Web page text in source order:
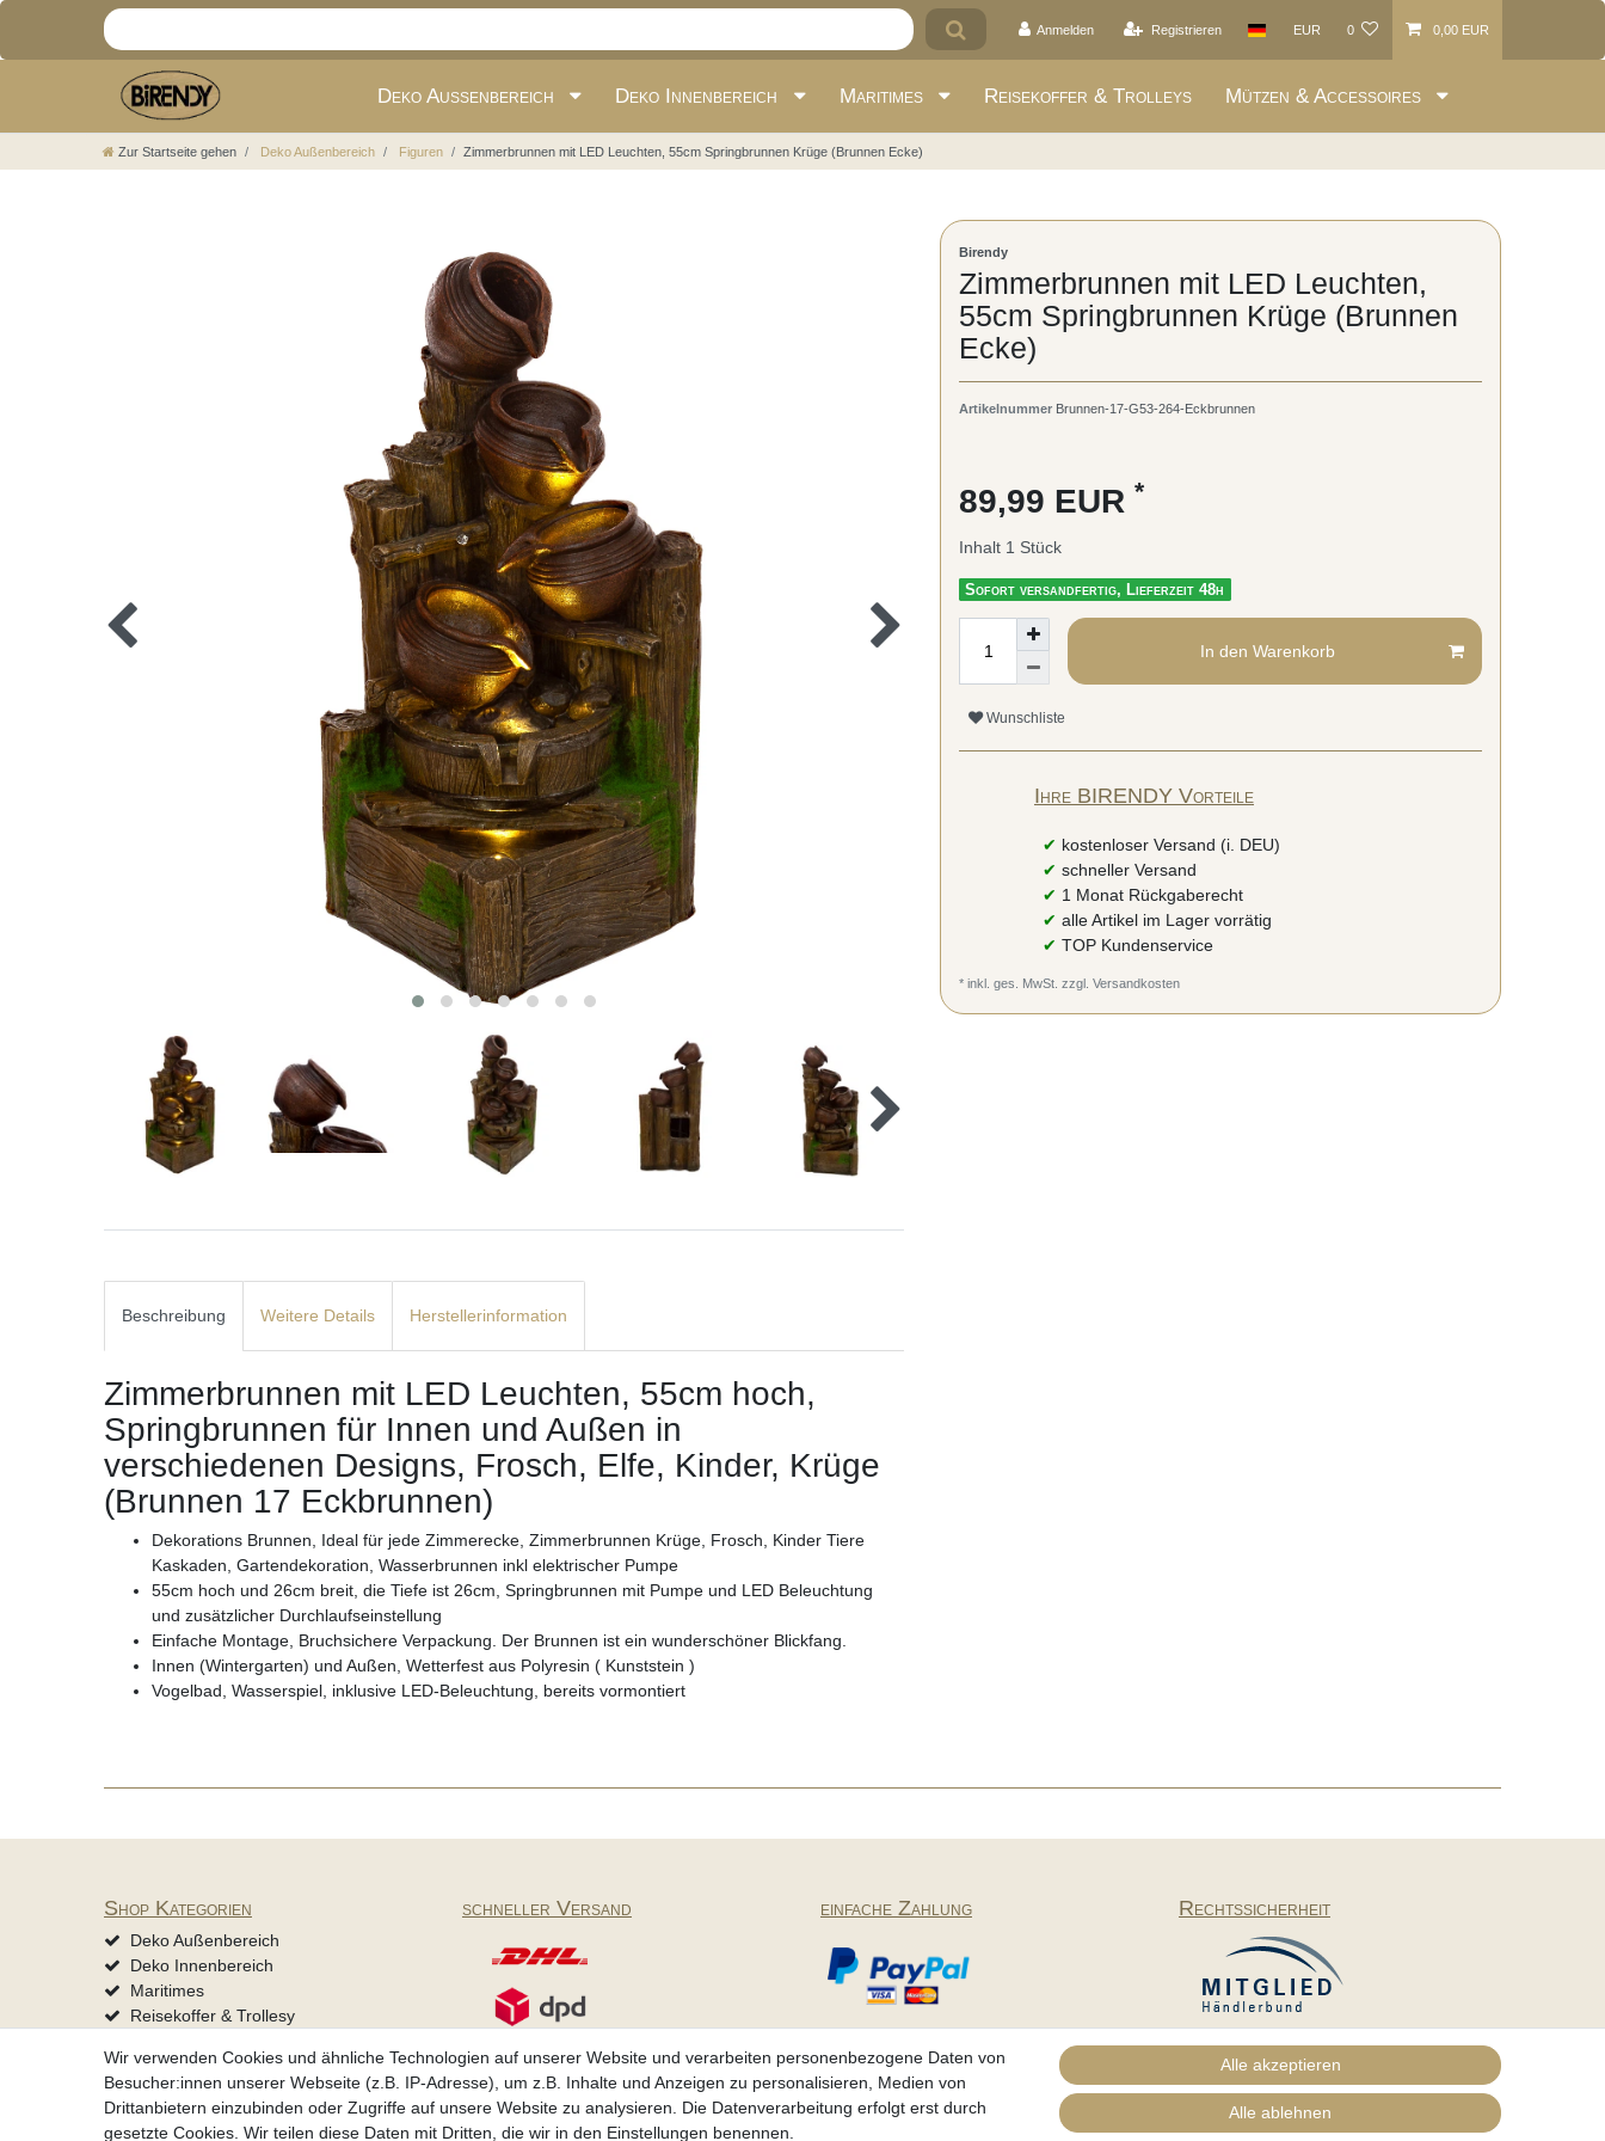
Anmelden Registrieren EUR 0 0,00 EUR
Deko Außenbereich Deko Innenbereich Maritimes Reisekoffer & Trolleys Mützen & Accessoires
Zur Startseite gehen Deko Außenbereich Figuren Zimmerbrunnen mit LED Leuchten, 55cm Springbrunnen Krüge (Brunnen Ecke)
Beschreibung Weitere Details Herstellerinformation
Zimmerbrunnen mit LED Leuchten, 55cm hoch,
Springbrunnen für Innen und Außen in
verschiedenen Designs, Frosch, Elfe, Kinder, Krüge
(Brunnen 17 Eckbrunnen)
Dekorations Brunnen, Ideal für jede Zimmerecke, Zimmerbrunnen Krüge, Frosch, Kinder Tiere
Kaskaden, Gartendekoration, Wasserbrunnen inkl elektrischer Pumpe
55cm hoch und 26cm breit, die Tiefe ist 26cm, Springbrunnen mit Pumpe und LED Beleuchtung
und zusätzlicher Durchlaufseinstellung
Einfache Montage, Bruchsichere Verpackung. Der Brunnen ist ein wunderschöner Blickfang.
Innen (Wintergarten) und Außen, Wetterfest aus Polyresin ( Kunststein )
Vogelbad, Wasserspiel, inklusive LED-Beleuchtung, bereits vormontiert
Birendy
Zimmerbrunnen mit LED Leuchten,
55cm Springbrunnen Krüge (Brunnen
Ecke)
Artikelnummer Brunnen-17-G53-264-Eckbrunnen
89,99 EUR *
Inhalt 1 Stück
Sofort versandfertig, Lieferzeit 48h
In den Warenkorb
Wunschliste
Ihre BIRENDY Vorteile
✔ kostenloser Versand (i. DEU)
✔ schneller Versand
✔ 1 Monat Rückgaberecht
✔ alle Artikel im Lager vorrätig
✔ TOP Kundenservice
* inkl. ges. MwSt. zzgl. Versandkosten
Shop Kategorien
Deko Außenbereich
Deko Innenbereich
Maritimes
Reisekoffer & Trollesy
Tierbedarf
schneller Versand einfache Zahlung Rechtssicherheit
Wir verwenden Cookies und ähnliche Technologien auf unserer Website und verarbeiten personenbezogene Daten von
Besucher:innen unserer Webseite (z.B. IP-Adresse), um z.B. Inhalte und Anzeigen zu personalisieren, Medien von
Drittanbietern einzubinden oder Zugriffe auf unsere Website zu analysieren. Die Datenverarbeitung erfolgt erst durch
gesetzte Cookies. Wir teilen diese Daten mit Dritten, die wir in den Einstellungen benennen.
Alle akzeptieren
Alle ablehnen